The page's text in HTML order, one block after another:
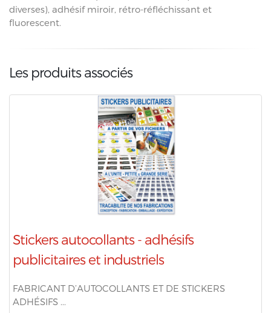
diverses), adhésif miroir, rétro-réfléchissant et
fluorescent.
Les produits associés
Stickers autocollants - adhésifs
publicitaires et industriels
FABRICANT D’AUTOCOLLANTS ET DE STICKERS
ADHÉSIFS ...